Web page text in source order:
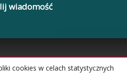
cookies w celach statystycznych